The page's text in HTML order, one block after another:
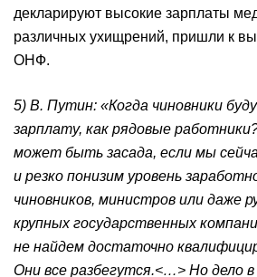
декларируют высокие зарплаты
различных ухищрений, пришли к
ОНФ.
5) В. Путин: «Когда чиновники
зарплату, как рядовые
может быть засада, если мы
и резко понизим уровень
чиновников, министров или даже
крупных государственных
не найдем достаточно
Они все разбегутся.<…> Но дело